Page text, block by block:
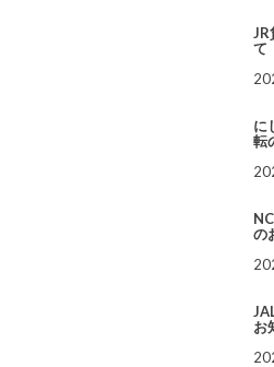
JR
て
に
転
の
お